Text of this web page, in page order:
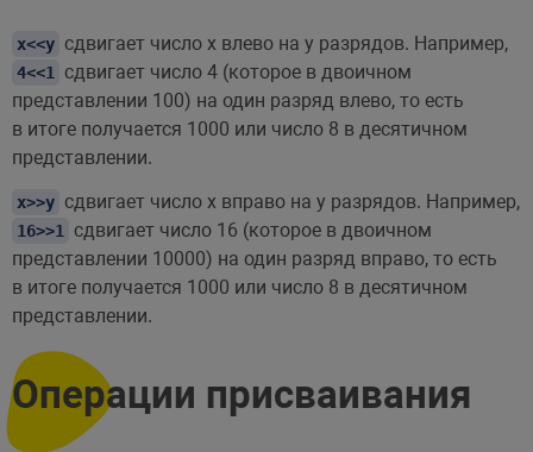
x<<y сдвигает число x влево на y разрядов. Например,
4<<1
сдвигает число 4 (которое в двоичном
представлении 100) на один разряд влево, то есть
в итоге получается 1000 или число 8 в десятичном
представлении.
x>>y сдвигает число x вправо на y разрядов. Например,
16>>1
сдвигает число 16 (которое в двоичном
представлении 10000) на один разряд вправо, то есть
в итоге получается 1000 или число 8 в десятичном
представлении.
Операции присваивания